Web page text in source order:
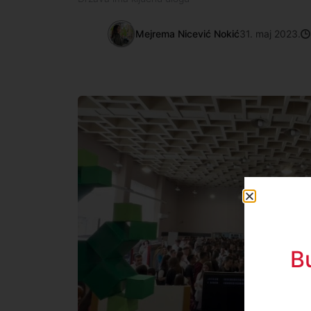
Mejrema Nicević Nokić31. maj 2023.